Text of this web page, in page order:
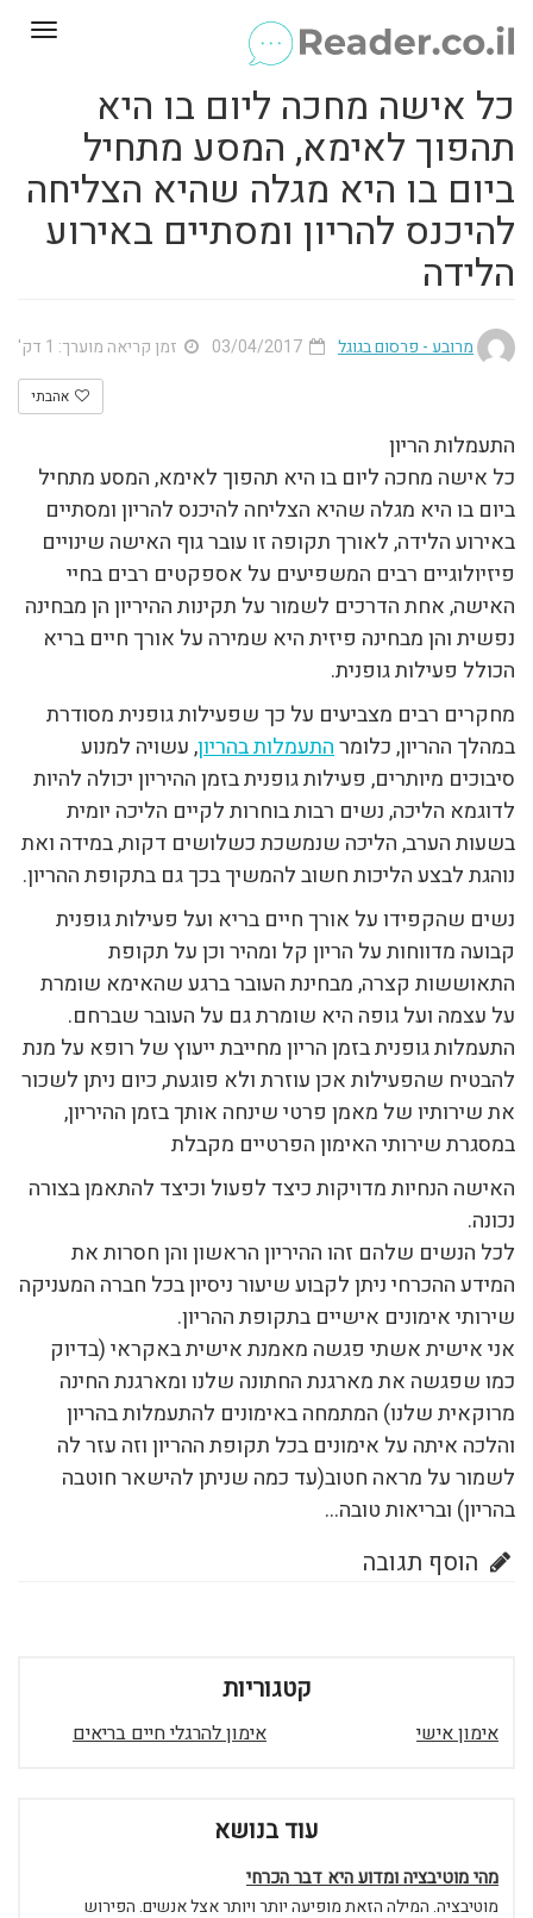
כל אישה מחכה ליום בו היא
תהפוך לאימא, המסע מתחיל
ביום בו היא מגלה שהיא הצליחה
להיכנס להריון ומסתיים באירוע
הלידה
מרובע - פרסום בגוגל זמן קריאה מוערך: 1 דק'
אהבתי
התעמלות הריון
כל אישה מחכה ליום בו היא תהפוך לאימא, המסע מתחיל
ביום בו היא מגלה שהיא הצליחה להיכנס להריון ומסתיים
באירוע הלידה, לאורך תקופה זו עובר גוף האישה שינויים
פיזיולוגיים רבים המשפיעים על אספקטים רבים בחיי
האישה, אחת הדרכים לשמור על תקינות ההיריון הן מבחינה
נפשית והן מבחינה פיזית היא שמירה על אורך חיים בריא
הכולל פעילות גופנית.
מחקרים רבים מצביעים על כך שפעילות גופנית מסודרת
במהלך ההריון, כלומרהתעמלות בהריון, עשויה למנוע
סיבוכים מיותרים, פעילות גופנית בזמן ההיריון יכולה להיות
לדוגמא הליכה, נשים רבות בוחרות לקיים הליכה יומית
בשעות הערב, הליכה שנמשכת כשלושים דקות, במידה ואת
נוהגת לבצע הליכות חשוב להמשיך בכך גם בתקופת ההריון.
נשים שהקפידו על אורך חיים בריא ועל פעילות גופנית
קבועה מדווחות על הריון קל ומהיר וכן על תקופת
התאוששות קצרה, מבחינת העובר ברגע שהאימא שומרת
על עצמה ועל גופה היא שומרת גם על העובר שברחם.
התעמלות גופנית בזמן הריון מחייבת ייעוץ של רופא על מנת
להבטיח שהפעילות אכן עוזרת ולא פוגעת, כיום ניתן לשכור
את שירותיו של מאמן פרטי שינחה אותך בזמן ההיריון,
במסגרת שירותי האימון הפרטיים מקבלת
האישה הנחיות מדויקות כיצד לפעול וכיצד להתאמן בצורה
נכונה.
לכל הנשים שלהם זהו ההיריון הראשון והן חסרות את
המידע ההכרחי ניתן לקבוע שיעור ניסיון בכל חברה המעניקה
שירותי אימונים אישיים בתקופת ההריון.
אני אישית אשתי פגשה מאמנת אישית באקראי (בדיוק
כמו שפגשה את מארגנת החתונה שלנו ומארגנת החינה
מרוקאית שלנו) המתמחה באימונים להתעמלות בהריון
והלכה איתה על אימונים בכל תקופת ההריון וזה עזר לה
לשמור על מראה חטוב(עד כמה שניתן להישאר חוטבה
בהריון) ובריאות טובה…
הוסף תגובה
קטגוריות
אימון אישי אימון להרגלי חיים בריאים
עוד בנושא
מהי מוטיבציה ומדוע היא דבר הכרחי
מוטיבציה. המילה הזאת מופיעה יותר ויותר אצל אנשים. הפירוש